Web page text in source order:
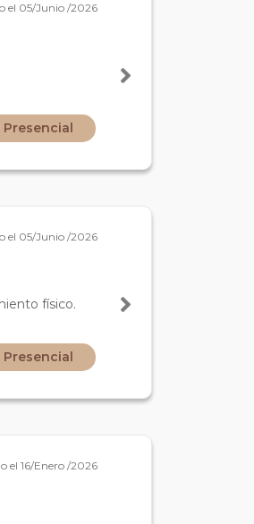
el 05/Junio /2026
Presencial
el 05/Junio /2026
físico.
Presencial
el 16/Enero /2026